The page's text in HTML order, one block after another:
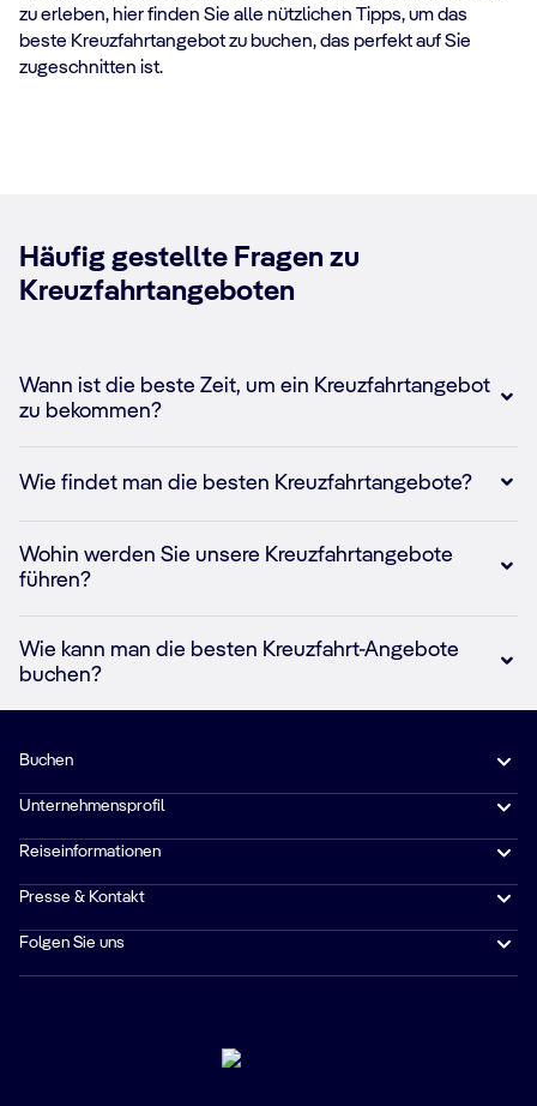
zu erleben, hier finden Sie alle nützlichen Tipps, um das
beste Kreuzfahrtangebot zu buchen, das perfekt auf Sie
zugeschnitten ist.
Häufig gestellte Fragen zu
Kreuzfahrtangeboten
Wann ist die beste Zeit, um ein Kreuzfahrtangebot
zu bekommen?
Wie findet man die besten Kreuzfahrtangebote?
Wohin werden Sie unsere Kreuzfahrtangebote
führen?
Wie kann man die besten Kreuzfahrt-Angebote
buchen?
Buchen
Unternehmensprofil
Reiseinformationen
Presse & Kontakt
Folgen Sie uns